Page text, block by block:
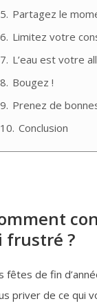
5. Partagez le
6. Limitez votre
7. L’eau est votre
8. Bougez !
9. Prenez de
10. Conclusion
frustré ?
fêtes de fin
priver de ce qui